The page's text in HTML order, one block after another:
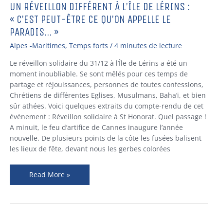
UN RÉVEILLON DIFFÉRENT À L’ÎLE DE LÉRINS :
« C’EST PEUT-ÊTRE CE QU’ON APPELLE LE
PARADIS… »
Alpes -Maritimes, Temps forts / 4 minutes de lecture
Le réveillon solidaire du 31/12 à l’Île de Lérins a été un
moment inoubliable. Se sont mêlés pour ces temps de
partage et réjouissances, personnes de toutes confessions,
Chrétiens de différentes Eglises, Musulmans, Baha’i, et bien
sûr athées. Voici quelques extraits du compte-rendu de cet
événement : Réveillon solidaire à St Honorat. Quel passage !
A minuit, le feu d’artifice de Cannes inaugure l’année
nouvelle. De plusieurs points de la côte les fusées balisent
les lieux de fête, devant nous les gerbes colorées
Un
réveillon
différent
à
l’Île
de
Lérins
« C’est
peut-
ce
qu’on
appelle
paradis… »
Read More »